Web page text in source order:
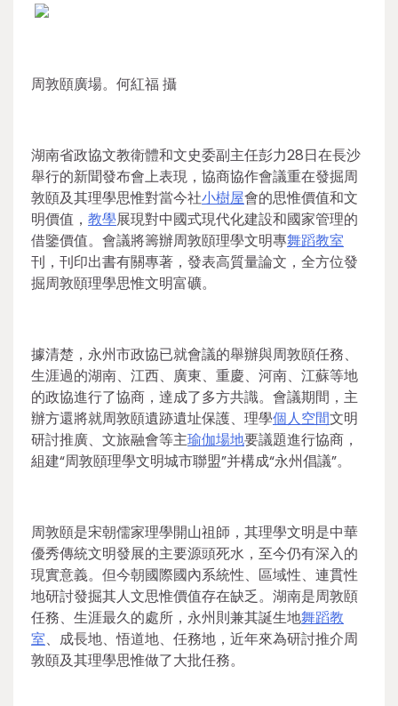
周敦頤廣場。何紅福 攝
湖南省政協文教衛體和文史委副主任彭力28日在長沙
舉行的新聞發布會上表現，協商協作會議重在發掘周
敦頤及其理學思惟對當今社小樹屋會的思惟價值和文
明價值， 教學展現對中國式現代化建設和國家管理的
借鑒價值。會議將籌辦周敦頤理學文明專舞蹈教室
刊，刊印出書有關專著，發表高質量論文，全方位發
掘周敦頤理學思惟文明富礦。
據清楚，永州市政協已就會議的舉辦與周敦頤任務、
生涯過的湖南、江西、廣東、重慶、河南、江蘇等地
的政協進行了協商，達成了多方共識。會議期間，主
辦方還將就周敦頤遺跡遺址保護、理學個人空間文明
研討推廣、文旅融會等主瑜伽場地要議題進行協商，
組建“周敦頤理學文明城市聯盟”并構成“永州倡議”。
周敦頤是宋朝儒家理學開山祖師，其理學文明是中華
優秀傳統文明發展的主要源頭死水，至今仍有深入的
現實意義。但今朝國際國內系統性、區域性、連貫性
地研討發掘其人文思惟價值存在缺乏。湖南是周敦頤
任務、生涯最久的處所，永州則兼其誕生地舞蹈教
室、成長地、悟道地、任務地，近年來為研討推介周
敦頤及其理學思惟做了大批任務。